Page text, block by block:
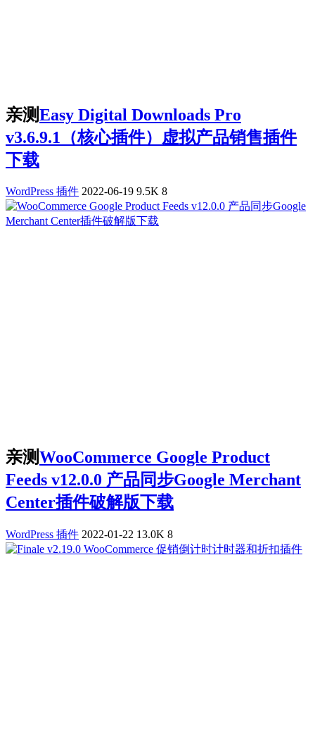
亲测Easy Digital Downloads Pro
v3.6.9.1（核心插件）虚拟产品销售插件
下载
WordPress 插件 2022-06-19 9.5K 8
亲测WooCommerce Google Product
Feeds v12.0.0 产品同步Google Merchant
Center插件破解版下载
WordPress 插件 2022-01-22 13.0K 8